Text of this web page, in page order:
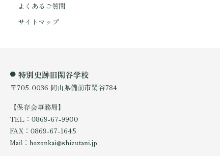
よくあるご質問
サイトマップ
特別史跡旧閑谷学校
〒705-0036 岡山県備前市閑谷784
【保存会事務局】
TEL：0869-67-9900
FAX：0869-67-1645
Mail：hozonkai@shizutani.jp